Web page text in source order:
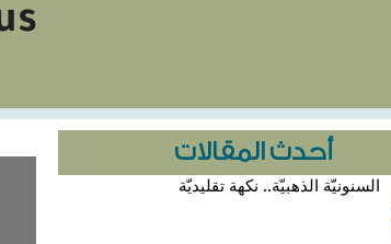
أحدث المقالات
السنونيّة الذهبيّة.. نكهة تقليديّة